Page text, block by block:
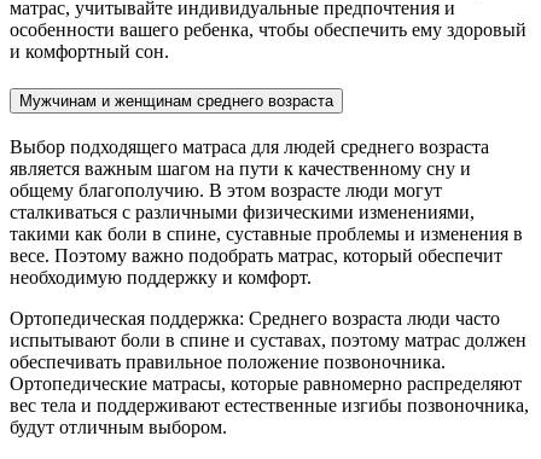
матрас, учитывайте индивидуальные предпочтения и
особенности вашего ребенка, чтобы обеспечить ему здоровый
и комфортный сон.
Мужчинам и женщинам среднего возраста
Выбор подходящего матраса для людей среднего возраста
является важным шагом на пути к качественному сну и
общему благополучию. В этом возрасте люди могут
сталкиваться с различными физическими изменениями,
такими как боли в спине, суставные проблемы и изменения в
весе. Поэтому важно подобрать матрас, который обеспечит
необходимую поддержку и комфорт.
Ортопедическая поддержка: Среднего возраста люди часто
испытывают боли в спине и суставах, поэтому матрас должен
обеспечивать правильное положение позвоночника.
Ортопедические матрасы, которые равномерно распределяют
вес тела и поддерживают естественные изгибы позвоночника,
будут отличным выбором.